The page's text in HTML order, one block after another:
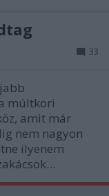
33
múltkori
amit már
nem nagyon
ilyenem